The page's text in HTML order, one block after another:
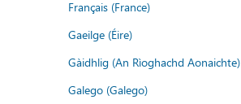
Français (France)
Gaeilge (Éire)
Gàidhlig (An Rìoghachd Aonaichte)
Galego (Galego)